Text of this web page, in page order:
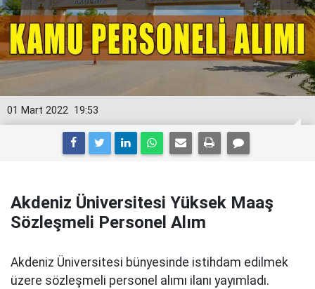
19:53
01 Mart 2022
Akdeniz Üniversitesi Yüksek Maaş
Sözleşmeli Personel Alım
Akdeniz Üniversitesi bünyesinde istihdam edilmek
üzere sözleşmeli personel alımı ilanı yayımladı.